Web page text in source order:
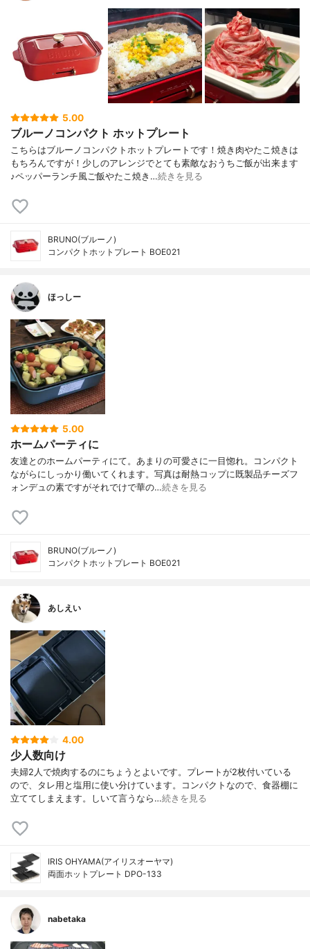
5.00
ブルーノコンパクト ホットプレート
こちらはブルーノコンパクトホットプレートです！焼き肉やたこ焼きは
もちろんですが！少しのアレンジでとても素敵なおうちご飯が出来ます
♪ペッパーランチ風ご飯やたこ焼き…続きを見る
BRUNO(ブルーノ)
コンパクトホットプレート BOE021
ほっしー
5.00
ホームパーティに
友達とのホームパーティにて。あまりの可愛さに一目惚れ。コンパクト
ながらにしっかり働いてくれます。写真は耐熱コップに既製品チーズフ
ォンデュの素ですがそれでけで華の…続きを見る
BRUNO(ブルーノ)
コンパクトホットプレート BOE021
あしえい
4.00
少人数向け
夫婦2人で焼肉するのにちょうとよいです。プレートが2枚付いている
ので、タレ用と塩用に使い分けています。コンパクトなので、食器棚に
立ててしまえます。しいて言うなら…続きを見る
IRIS OHYAMA(アイリスオーヤマ)
両面ホットプレート DPO-133
nabetaka